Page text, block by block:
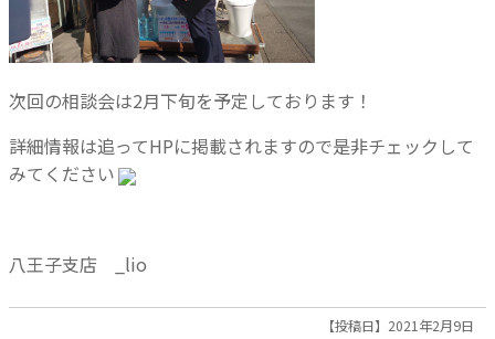
次回の相談会は2月下旬を予定しております！
詳細情報は追ってHPに掲載されますので是非チェックして
みてください
八王子支店 _lio
【投稿日】2021年2月9日